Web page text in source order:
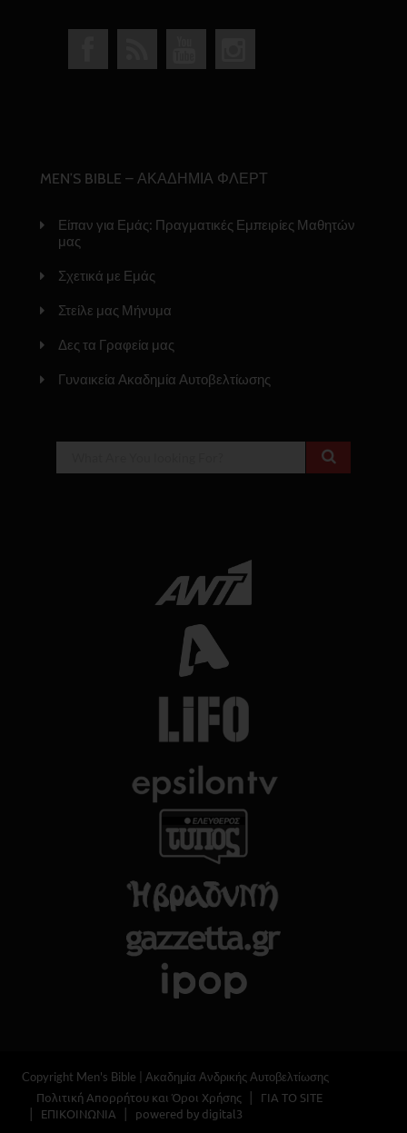
MEN’S BIBLE – ΑΚΑΔΗΜΙΑ ΦΛΕΡΤ
Είπαν για Εμάς: Πραγματικές Εμπειρίες Μαθητών
μας
Σχετικά με Εμάς
Στείλε μας Μήνυμα
Δες τα Γραφεία μας
Γυναικεία Ακαδημία Αυτοβελτίωσης
Copyright Men's Bible | Ακαδημία Ανδρικής Αυτοβελτίωσης
Πολιτική Απορρήτου και Όροι Χρήσης
ΓΙΑ ΤΟ SITE
ΕΠΙΚΟΙΝΩΝΙΑ
powered by digital3